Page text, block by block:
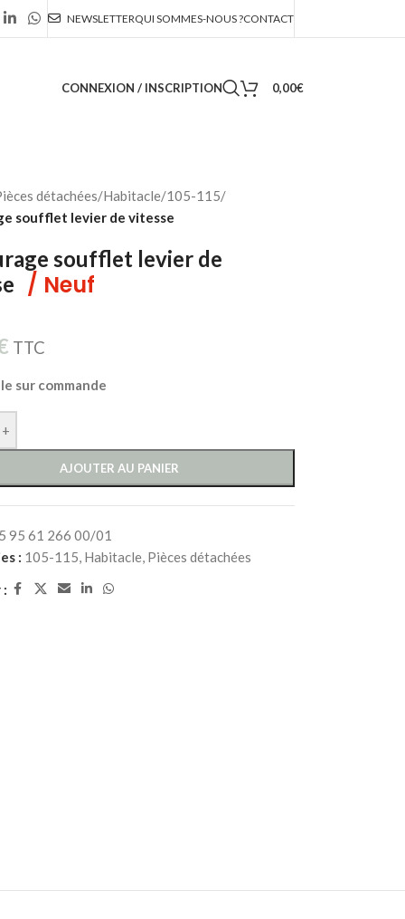
NEWSLETTERQUI SOMMES-NOUS ?CONTACT
CONNEXION / INSCRIPTION 0,00€
détachées/Habitacle/105-115/
soufflet levier de vitesse
soufflet levier de
/ Neuf
TTC
sur commande
+
AJOUTER AU PANIER
95 61 266 00/01
: 105-115, Habitacle, Pièces détachées